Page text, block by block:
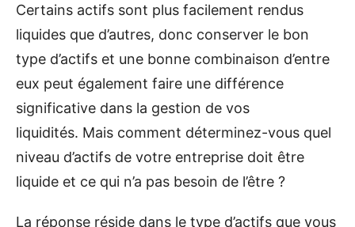
Certains actifs sont plus facilement rendus
liquides que d’autres, donc conserver le bon
type d’actifs et une bonne combinaison d’entre
eux peut également faire une différence
significative dans la gestion de vos
liquidités. Mais comment déterminez-vous quel
niveau d’actifs de votre entreprise doit être
liquide et ce qui n’a pas besoin de l’être ?
La réponse réside dans le type d’actifs que vous